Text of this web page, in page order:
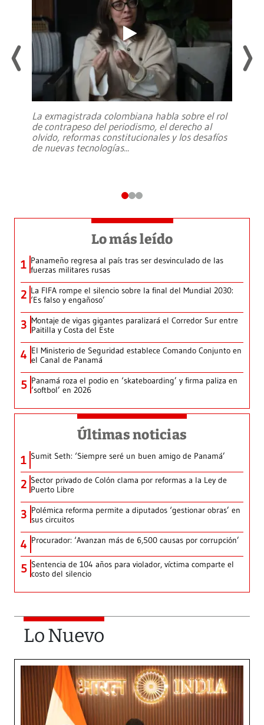
La exmagistrada colombiana habla sobre el rol
de contrapeso del periodismo, el derecho al
olvido, reformas constitucionales y los desafíos
de nuevas tecnologías...
Lo más leído
1 Panameño regresa al país tras ser desvinculado de las
fuerzas militares rusas
2 La FIFA rompe el silencio sobre la final del Mundial 2030:
‘Es falso y engañoso’
3 Montaje de vigas gigantes paralizará el Corredor Sur entre
Paitilla y Costa del Este
4 El Ministerio de Seguridad establece Comando Conjunto en
el Canal de Panamá
5 Panamá roza el podio en ‘skateboarding’ y firma paliza en
‘softbol’ en 2026
Últimas noticias
1 Sumit Seth: ‘Siempre seré un buen amigo de Panamá’
2 Sector privado de Colón clama por reformas a la Ley de
Puerto Libre
3 Polémica reforma permite a diputados ‘gestionar obras’ en
sus circuitos
4 Procurador: ‘Avanzan más de 6,500 causas por corrupción’
5 Sentencia de 104 años para violador, víctima comparte el
costo del silencio
Lo Nuevo